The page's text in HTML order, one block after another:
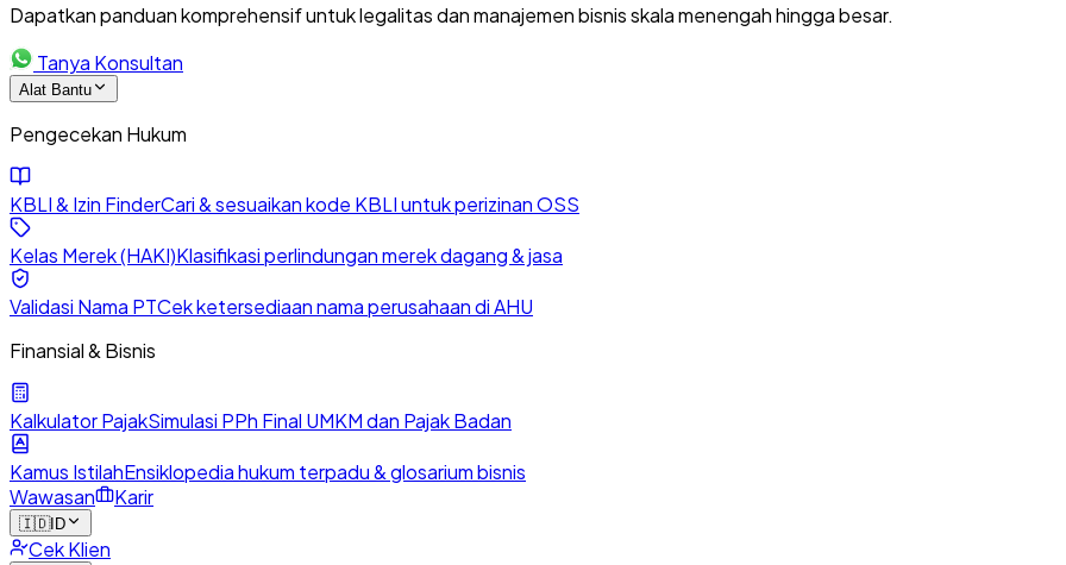
Dapatkan panduan komprehensif untuk legalitas dan manajemen bisnis skala menengah hingga besar.
Tanya Konsultan
Alat Bantu
Pengecekan Hukum
KBLI & Izin FinderCari & sesuaikan kode KBLI untuk perizinan OSS
Kelas Merek (HAKI)Klasifikasi perlindungan merek dagang & jasa
Validasi Nama PTCek ketersediaan nama perusahaan di AHU
Finansial & Bisnis
Kalkulator PajakSimulasi PPh Final UMKM dan Pajak Badan
Kamus IstilahEnsiklopedia hukum terpadu & glosarium bisnis
Wawasan
Karir
🇮🇩ID
Cek Klien